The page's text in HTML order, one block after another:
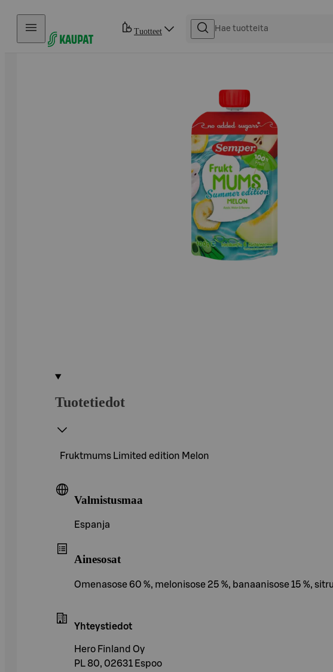
Hyppää sisältöön
Tuotteet
Tuotetiedot
Fruktmums Limited edition Melon
Valmistusmaa
Espanja
Ainesosat
Omenasose 60 %, melonisose 25 %, banaanisose 15 %,
Yhteystiedot
Hero Finland Oy
PL 80, 02631 Espoo